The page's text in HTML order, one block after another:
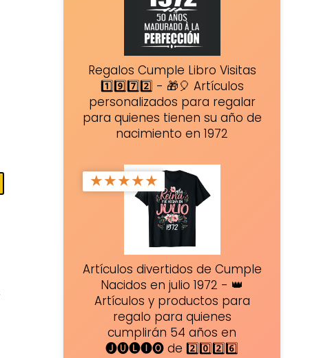
Regalos Cumple Libro Visitas
1️⃣9️⃣7️⃣2️⃣ - 🎁🎈 Artículos
personalizados para regalar
para quienes tienen su año de
nacimiento en 1972
★★★★★
Artículos divertidos de Cumple
Nacidos en julio 1972 - 👑
Artículos y productos para
regalo para quienes
cumplirán 54 años en
🅙🅤🅛🅘🅞 de 2️⃣0️⃣2️⃣6️⃣